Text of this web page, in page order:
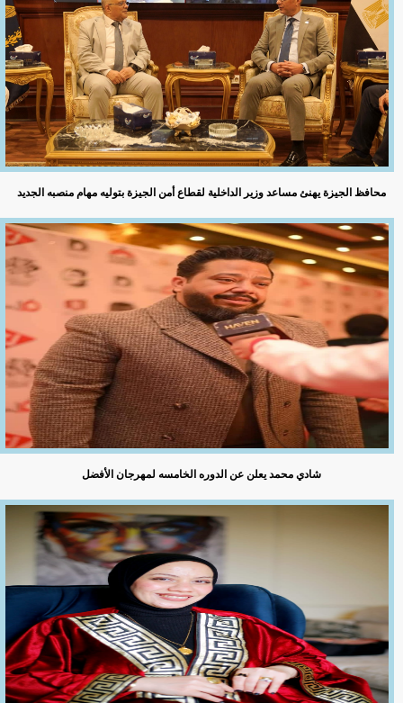
محافظ الجيزة يهنئ مساعد وزير الداخلية لقطاع أمن الجيزة بتوليه مهام منصبه الجديد
شادي محمد يعلن عن الدوره الخامسه لمهرجان الأفضل